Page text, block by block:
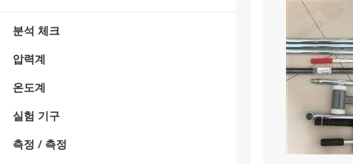
분석 체크
압력계
온도계
실험 기구
측정 / 측정